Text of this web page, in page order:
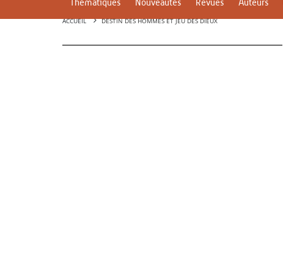
Thématiques Nouveautés Revues Auteurs
ACCUEIL DESTIN DES HOMMES ET JEU DES DIEUX